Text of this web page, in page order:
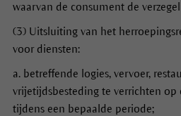
waarvan de consument de
(3) Uitsluiting van het
voor diensten:
a. betreffende logies, vervoer,
vrijetijdsbesteding te verrichten
tijdens een bepaalde periode;